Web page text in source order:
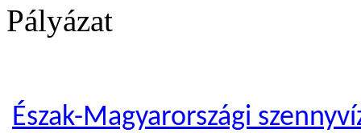
Pályázat
Észak-Magyarországi